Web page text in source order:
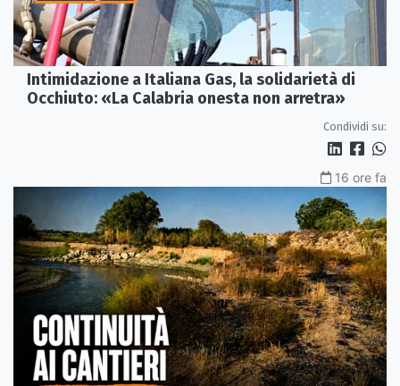
Intimidazione a Italiana Gas, la solidarietà di
Occhiuto: «La Calabria onesta non arretra»
Condividi su:
16 ore fa